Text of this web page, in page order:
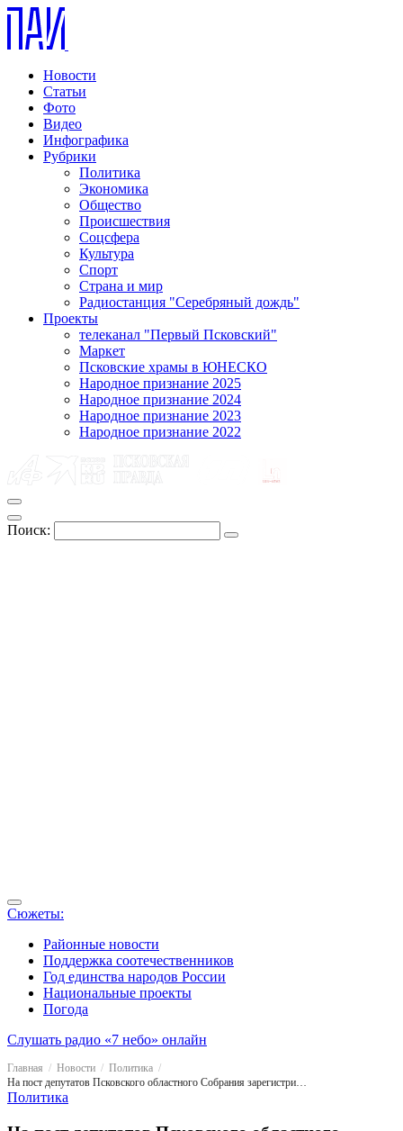
Новости
Статьи
Фото
Видео
Инфографика
Рубрики
Политика
Экономика
Общество
Происшествия
Соцсфера
Культура
Спорт
Страна и мир
Радиостанция "Серебряный дождь"
Проекты
телеканал "Первый Псковский"
Маркет
Псковские храмы в ЮНЕСКО
Народное признание 2025
Народное признание 2024
Народное признание 2023
Народное признание 2022
Поиск:
Сюжеты:
Районные новости
Поддержка соотечественников
Год единства народов России
Национальные проекты
Погода
Слушать радио «7 небо» онлайн
Главная Новости
Политика
На пост депутатов Псковского областного Собрания зарегистрированы все кандидаты
Политика